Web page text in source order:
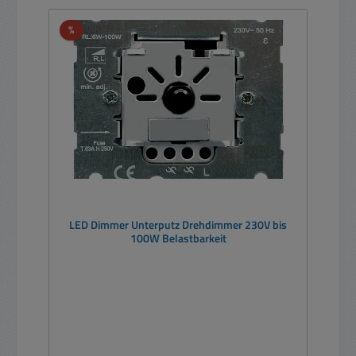
%Rabatt
LED Dimmer Unterputz Drehdimmer 230V bis
100W Belastbarkeit